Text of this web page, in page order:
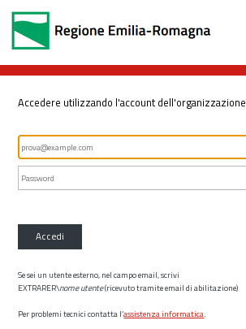
Accedere utilizzando l'account dell'organizzazione
Accedi
Se sei un utente esterno, nel campo email, scrivi
EXTRARER\nome utente(ricevuto tramite email di abilitazione)
Per problemi tecnici contatta l’assistenza informatica.